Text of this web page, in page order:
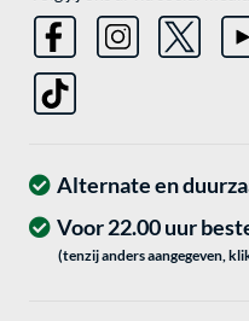
Alternate en
Voor 22.00 uur
(tenzij anders aangegeven,